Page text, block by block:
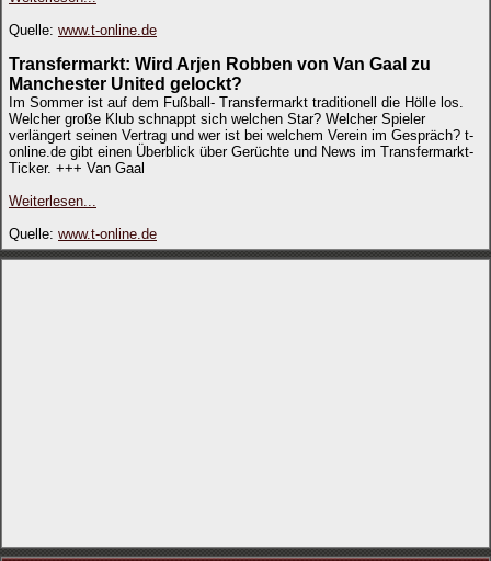
Quelle: www.t-online.de
Transfermarkt: Wird Arjen Robben von Van Gaal zu
Manchester United gelockt?
Im Sommer ist auf dem Fußball- Transfermarkt traditionell die Hölle los.
Welcher große Klub schnappt sich welchen Star? Welcher Spieler
verlängert seinen Vertrag und wer ist bei welchem Verein im Gespräch? t-
online.de gibt einen Überblick über Gerüchte und News im Transfermarkt-
Ticker. +++ Van Gaal
Weiterlesen...
Quelle: www.t-online.de